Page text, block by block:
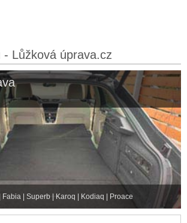
- Lůžková úprava.cz
Fabia | Superb | Karoq | Kodiaq | Proace